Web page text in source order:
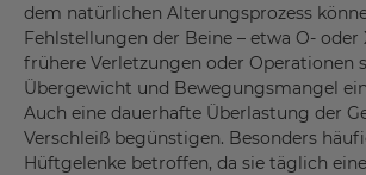
dem natürlichen Alterungsprozess
Fehlstellungen der Beine – etwa O- oder
frühere Verletzungen oder Operationen
Übergewicht und Bewegungsmangel
Auch eine dauerhafte Überlastung der
Verschleiß begünstigen. Besonders
Hüftgelenke betroffen, da sie täglich